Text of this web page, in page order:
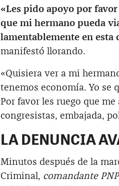
«Les pido apoyo por
que mi hermano pueda
lamentablemente en esta
manifestó llorando.
«Quisiera ver a mi
tenemos economía. Yo se
Por favor les ruego que
congresistas, embajada,
LA DENUNCIA
Minutos después de la
Criminal, comandante